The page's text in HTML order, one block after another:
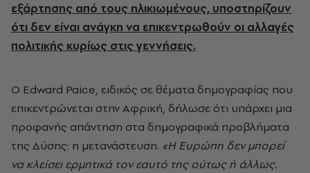
εξάρτησης από τους ηλικιωμένους, υποστηρίζουν
ότι δεν είναι ανάγκη να επικεντρωθούν οι αλλαγές
πολιτικής κυρίως στις γεννήσεις.
Ο Edward Paice, ειδικός σε θέματα δημογραφίας που
επικεντρώνεται στην Αφρική, δήλωσε ότι υπάρχει μια
προφανής απάντηση στα δημογραφικά προβλήματα
της Δύσης: η μετανάστευση. «Η Ευρώπη δεν μπορεί
να κλείσει ερμητικά τον εαυτό της ούτως ή άλλως.